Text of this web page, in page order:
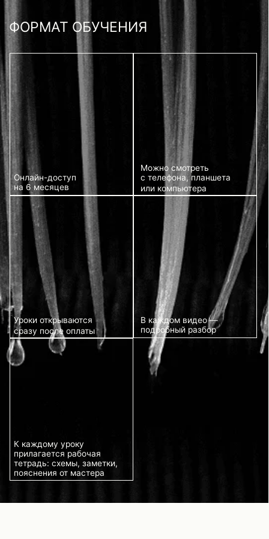
В каждом видео —
подробный разбор
К каждому уроку
прилагается рабочая
тетрадь: схемы, заметки,
пояснения от мастера
Уроки открываются
ЧТО ВЫ ПОЛУЧИТЕ